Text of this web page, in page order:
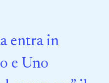
entra in
e Uno